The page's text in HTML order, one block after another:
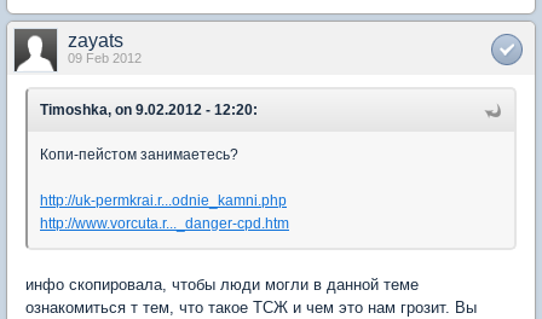
zayats
09 Feb 2012
Timoshka, on 9.02.2012 - 12:20:
Копи-пейстом занимаетесь?
http://uk-permkrai.r...odnie_kamni.php
http://www.vorcuta.r..._danger-cpd.htm
инфо скопировала, чтобы люди могли в данной теме
ознакомиться т тем, что такое ТСЖ и чем это нам грозит. Вы